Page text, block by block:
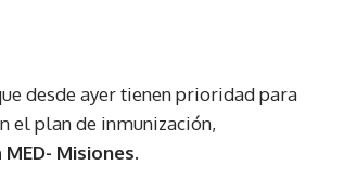
desde ayer tienen prioridad para
el plan de inmunización,
Misiones.